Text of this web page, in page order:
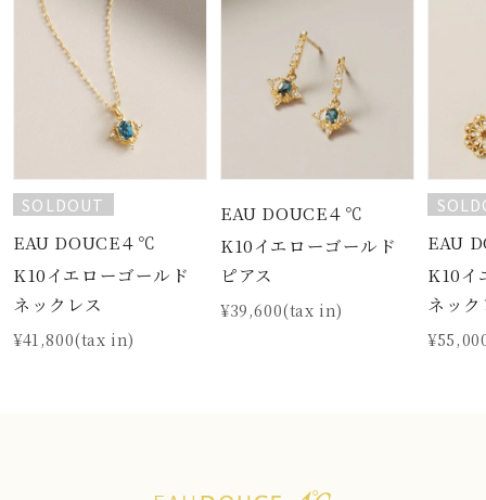
SOLDOUT
EAU DOUCE４℃
K10イエローゴールド
ネックレス
¥41,800(tax in)
EAU DOUCE４℃
K10イエローゴールド
ピアス
¥39,600(tax in)
EAU
K10イ
ネッ